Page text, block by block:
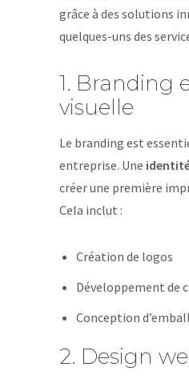
grâce à des solutions
quelques-uns des
1. Branding
visuelle
Le branding est
entreprise. Une
créer une première
Cela inclut :
Création de logos
Développement de
Conception
2. Design